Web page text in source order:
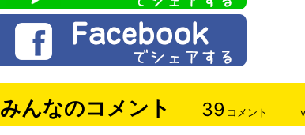
みんなのコメント 39 コメント